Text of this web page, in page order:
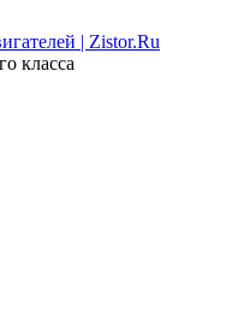
класса